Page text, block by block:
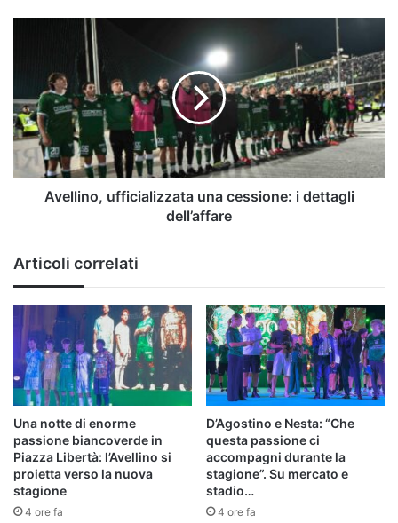
cessione:
i
dettagli
dell’affare
Avellino, ufficializzata una cessione: i dettagli
dell’affare
Articoli correlati
Una notte di enorme
passione biancoverde in
Piazza Libertà: l’Avellino si
proietta verso la nuova
stagione
4 ore fa
D’Agostino e Nesta: “Che
questa passione ci
accompagni durante la
stagione”. Su mercato e
stadio…
4 ore fa